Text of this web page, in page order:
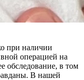
при наличии
операцией на
обследование, в том
В нашей